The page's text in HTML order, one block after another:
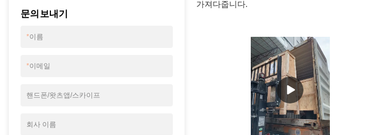
문의 보내기
*이름
*이메일
핸드폰/왓츠앱/스카이프
회사 이름
가져다줍니다.